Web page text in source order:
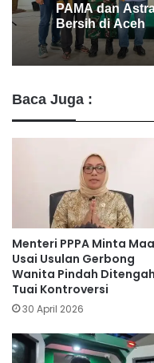
Viral! Anggota
Game &
Baca Juga :
Menteri PPPA Minta
Usai Usulan Gerbong
Wanita Pindah Ditengah
Tuai Kontroversi
30 April 2026